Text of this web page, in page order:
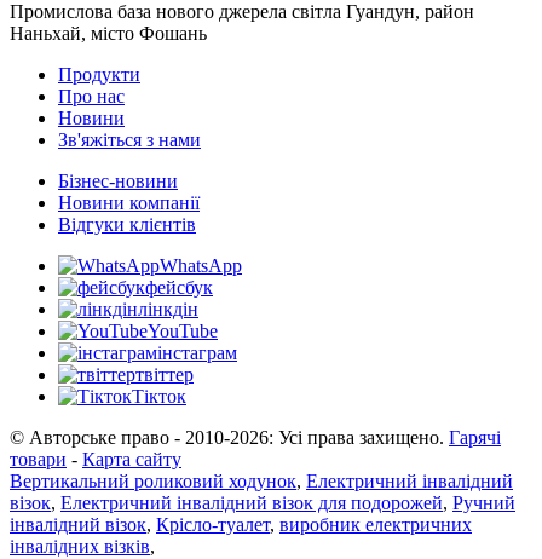
Промислова база нового джерела світла Гуандун, район
Наньхай, місто Фошань
Продукти
Про нас
Новини
Зв'яжіться з нами
Бізнес-новини
Новини компанії
Відгуки клієнтів
WhatsApp
фейсбук
лінкдін
YouTube
інстаграм
твіттер
Тікток
© Авторське право - 2010-2026: Усі права захищено. Гарячі
товари - Карта сайту
Вертикальний роликовий ходунок, Електричний інвалідний
візок, Електричний інвалідний візок для подорожей, Ручний
інвалідний візок, Крісло-туалет, виробник електричних
інвалідних візків,